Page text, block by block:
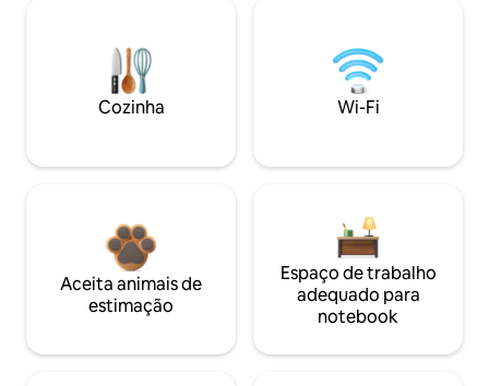
Cozinha Wi-Fi
Aceita animais de
estimação
Espaço de trabalho
adequado para
notebook